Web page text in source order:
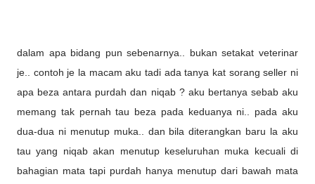
dalam apa bidang pun sebenarnya.. bukan setakat veterinar
je.. contoh je la macam aku tadi ada tanya kat sorang seller ni
apa beza antara purdah dan niqab ? aku bertanya sebab aku
memang tak pernah tau beza pada keduanya ni.. pada aku
dua-dua ni menutup muka.. dan bila diterangkan baru la aku
tau yang niqab akan menutup keseluruhan muka kecuali di
bahagian mata tapi purdah hanya menutup dari bawah mata